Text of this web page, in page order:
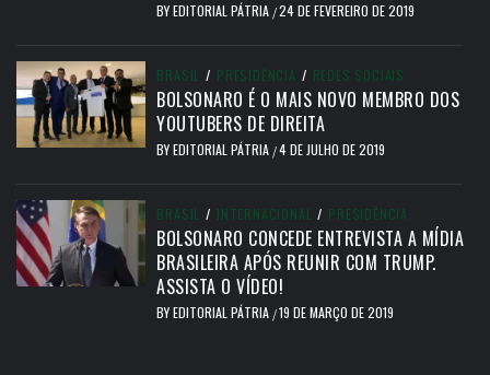
BYEDITORIAL PÁTRIA /24 DE FEVEREIRO DE 2019
BRASIL / PRESIDÊNCIA / REDES SOCIAIS
BOLSONARO É O MAIS NOVO MEMBRO DOS
YOUTUBERS DE DIREITA
BYEDITORIAL PÁTRIA /4 DE JULHO DE 2019
BRASIL / INTERNACIONAL / PRESIDÊNCIA
BOLSONARO CONCEDE ENTREVISTA A MÍDIA
BRASILEIRA APÓS REUNIR COM TRUMP.
ASSISTA O VÍDEO!
BYEDITORIAL PÁTRIA /19 DE MARÇO DE 2019